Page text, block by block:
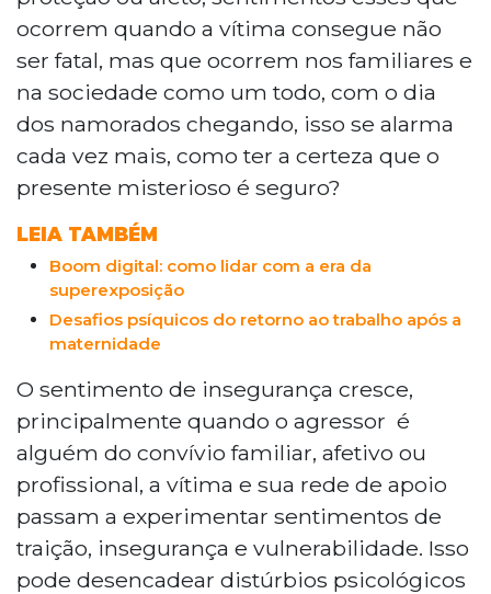
ocorrem quando a vítima consegue não
ser fatal, mas que ocorrem nos familiares e
na sociedade como um todo, com o dia
dos namorados chegando, isso se alarma
cada vez mais, como ter a certeza que o
presente misterioso é seguro?
LEIA TAMBÉM
Boom digital: como lidar com a era da
superexposição
Desafios psíquicos do retorno ao trabalho após a
maternidade
O sentimento de insegurança cresce,
principalmente quando o agressor é
alguém do convívio familiar, afetivo ou
profissional, a vítima e sua rede de apoio
passam a experimentar sentimentos de
traição, insegurança e vulnerabilidade. Isso
pode desencadear distúrbios psicológicos